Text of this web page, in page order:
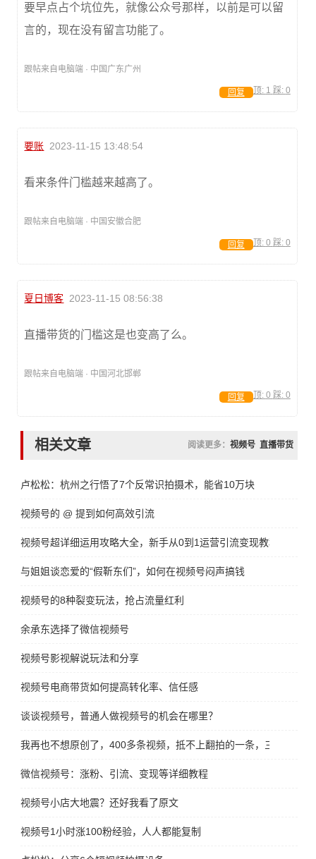
要早点占个坑位先，就像公众号那样，以前是可以留
言的，现在没有留言功能了。
跟帖来自电脑端 · 中国广东广州
顶: 1 踩: 0
回复
要账 2023-11-15 13:48:54
看来条件门槛越来越高了。
跟帖来自电脑端 · 中国安徽合肥
顶: 0 踩: 0
回复
夏日博客 2023-11-15 08:56:38
直播带货的门槛这是也变高了么。
跟帖来自电脑端 · 中国河北邯郸
顶: 0 踩: 0
回复
相关文章 阅读更多： 视频号 直播带货
卢松松：杭州之行悟了7个反常识拍摄术，能省10万块
视频号的 @ 提到如何高效引流
视频号超详细运用攻略大全，新手从0到1运营引流变现教程
与姐姐谈恋爱的“假靳东们”，如何在视频号闷声搞钱
视频号的8种裂变玩法，抢占流量红利
余承东选择了微信视频号
视频号影视解说玩法和分享
视频号电商带货如何提高转化率、信任感
谈谈视频号，普通人做视频号的机会在哪里？
我再也不想原创了，400多条视频，抵不上翻拍的一条，三观彻底
微信视频号：涨粉、引流、变现等详细教程
视频号小店大地震？还好我看了原文
视频号1小时涨100粉经验，人人都能复制